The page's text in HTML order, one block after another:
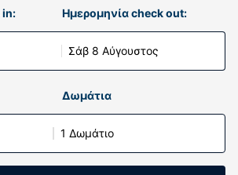
in: Ημερομηνία check out:
Σάβ 8 Αύγουστος
Δωμάτια
1 Δωμάτιο